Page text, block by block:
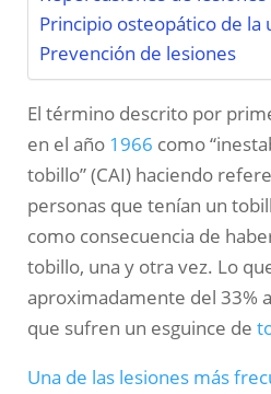
Principio osteopático de la
Prevención de lesiones
El término descrito por
en el año 1966 como
tobillo” (CAI) haciendo
personas que tenían un
como consecuencia de
tobillo, una y otra vez. Lo
aproximadamente del 33%
que sufren un esguince de
Una de las lesiones más